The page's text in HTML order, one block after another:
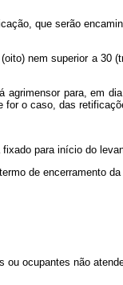
que serão
nem superior a
para, em
o caso, das
para início do
de encerramento
ocupantes não